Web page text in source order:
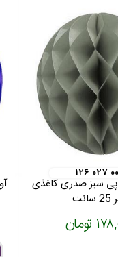
۰۲۷ ۰۰۵
سبز صدری کاغذی
تومان